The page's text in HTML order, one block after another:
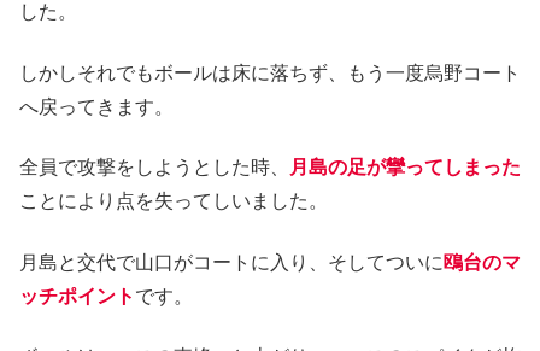
した。
しかしそれでもボールは床に落ちず、もう一度烏野コート
へ戻ってきます。
全員で攻撃をしようとした時、
月島の足が攣ってしまった
ことにより点を失ってしいました。
月島と交代で山口がコートに入り、そしてついに 鴎台のマ
ッチポイント です。